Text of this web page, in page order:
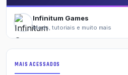
Infinitum Games
Mods, tutoriais e muito mais
MAIS ACESSADOS